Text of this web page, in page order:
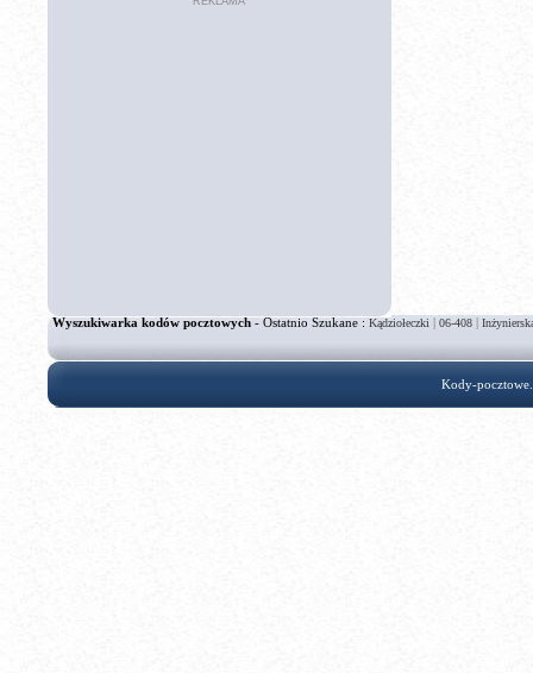
Wyszukiwarka kodów pocztowych- Ostatnio Szukane :Kądziołeczki | 06-408 |
Kody-